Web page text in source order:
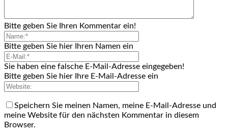
Bitte geben Sie Ihren Kommentar ein!
Bitte geben Sie hier Ihren Namen ein
Sie haben eine falsche E-Mail-Adresse eingegeben!
Bitte geben Sie hier Ihre E-Mail-Adresse ein
Speichern Sie meinen Namen, meine E-Mail-Adresse und
meine Website für den nächsten Kommentar in diesem
Browser.